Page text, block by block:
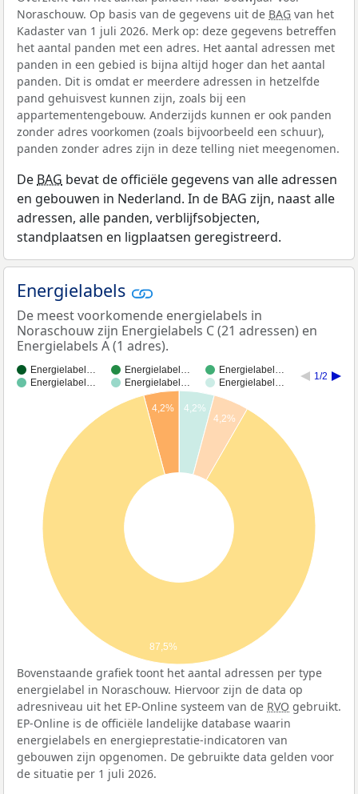
Noraschouw. Op basis van de gegevens uit de BAG van het
Kadaster van 1 juli 2026. Merk op: deze gegevens betreffen
het aantal panden met een adres. Het aantal adressen met
panden in een gebied is bijna altijd hoger dan het aantal
panden. Dit is omdat er meerdere adressen in hetzelfde
pand gehuisvest kunnen zijn, zoals bij een
appartementengebouw. Anderzijds kunnen er ook panden
zonder adres voorkomen (zoals bijvoorbeeld een schuur),
panden zonder adres zijn in deze telling niet meegenomen.
De BAG bevat de officiële gegevens van alle adressen
en gebouwen in Nederland. In de BAG zijn, naast alle
adressen, alle panden, verblijfsobjecten,
standplaatsen en ligplaatsen geregistreerd.
Energielabels
De meest voorkomende energielabels in
Noraschouw zijn Energielabels C (21 adressen) en
Energielabels A (1 adres).
Energielabel… Energielabel…
Energielabel…
Energielabel…
Energielabel… Energielabel…
1/2
4,2%
4,2%
4,2%
87,5%
Bovenstaande grafiek toont het aantal adressen per type
energielabel in Noraschouw. Hiervoor zijn de data op
adresniveau uit het EP-Online systeem van de RVO gebruikt.
EP-Online is de officiële landelijke database waarin
energielabels en energieprestatie-indicatoren van
gebouwen zijn opgenomen. De gebruikte data gelden voor
de situatie per 1 juli 2026.